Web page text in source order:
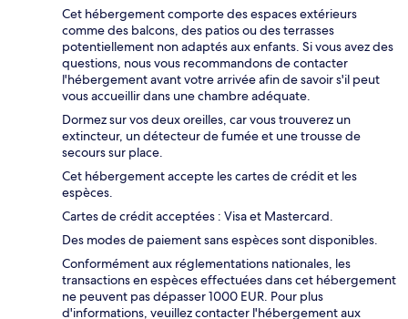
Cet hébergement comporte des espaces extérieurs
comme des balcons, des patios ou des terrasses
potentiellement non adaptés aux enfants. Si vous avez des
questions, nous vous recommandons de contacter
l'hébergement avant votre arrivée afin de savoir s'il peut
vous accueillir dans une chambre adéquate.
Dormez sur vos deux oreilles, car vous trouverez un
extincteur, un détecteur de fumée et une trousse de
secours sur place.
Cet hébergement accepte les cartes de crédit et les
espèces.
Cartes de crédit acceptées : Visa et Mastercard.
Des modes de paiement sans espèces sont disponibles.
Conformément aux réglementations nationales, les
transactions en espèces effectuées dans cet hébergement
ne peuvent pas dépasser 1000 EUR. Pour plus
d'informations, veuillez contacter l'hébergement aux